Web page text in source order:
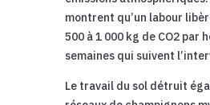
montrent qu’un labour
500 à 1 000 kg de CO2 par
semaines qui suivent
Le travail du sol détruit